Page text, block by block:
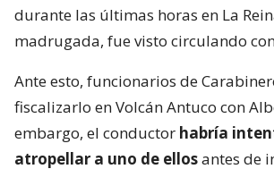
durante las últimas horas en La
madrugada, fue visto circulando
Ante esto, funcionarios de
fiscalizarlo en Volcán Antuco con
embargo, el conductor habría
atropellar a uno de ellosantes de